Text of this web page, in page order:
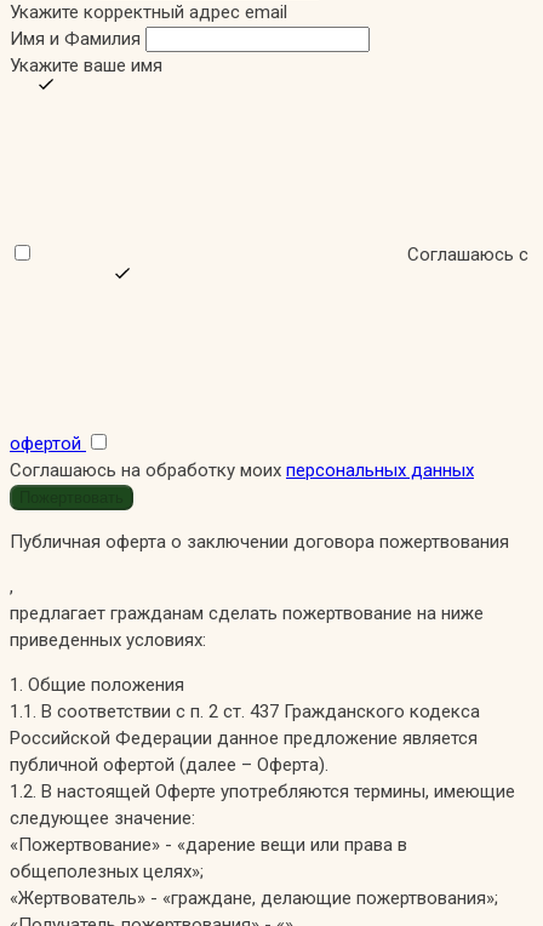
Укажите корректный адрес email
Имя и Фамилия
Укажите ваше имя
Соглашаюсь с
офертой
Соглашаюсь на обработку моих персональных данных
Публичная оферта о заключении договора пожертвования
,
предлагает гражданам сделать пожертвование на ниже
приведенных условиях:
1. Общие положения
1.1. В соответствии с п. 2 ст. 437 Гражданского кодекса
Российской Федерации данное предложение является
публичной офертой (далее – Оферта).
1.2. В настоящей Оферте употребляются термины, имеющие
следующее значение:
«Пожертвование» - «дарение вещи или права в
общеполезных целях»;
«Жертвователь» - «граждане, делающие пожертвования»;